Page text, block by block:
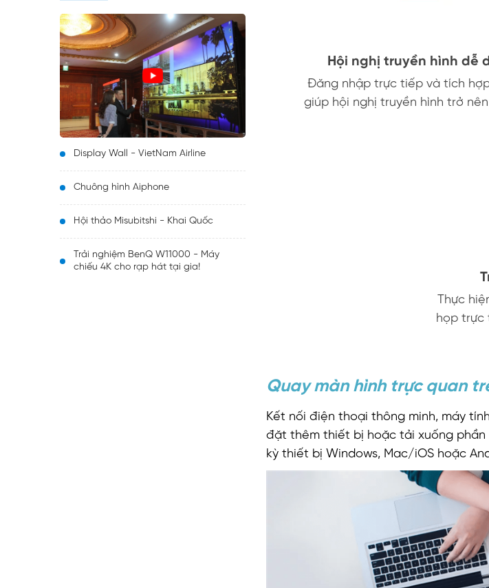
Display Wall - VietNam Airline
Chuông hình Aiphone
Hội thảo Misubitshi - Khai Quốc
Trải nghiệm BenQ W11000 - Máy
chiếu 4K cho rạp hát tại gia!
Hội nghị truyền hình dễ
Đăng nhập trực tiếp và
giúp hội nghị truyền hình
Thực
họp trực
Quay màn hình trực quan
Kết nối điện thoại thông minh, máy
đặt thêm thiết bị hoặc tải xuống phần
kỳ thiết bị Windows, Mac/iOS hoặc